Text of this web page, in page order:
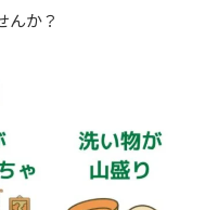
んか？